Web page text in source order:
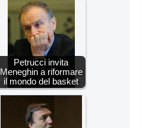
Petrucci invita
Meneghin a riformare
il mondo del basket